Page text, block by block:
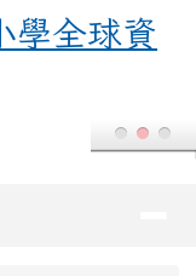
全球資訊
學全球資